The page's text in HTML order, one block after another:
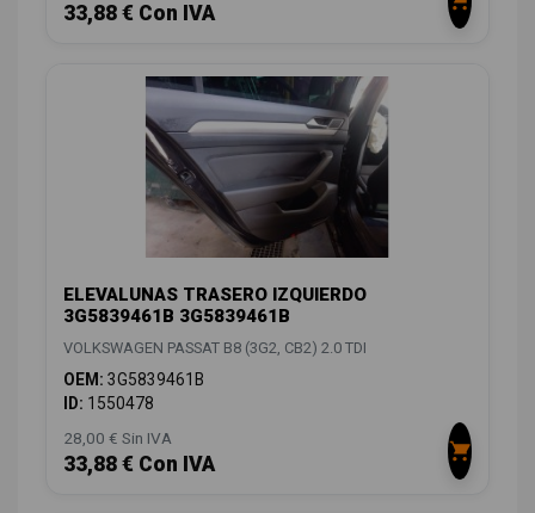
33,88 € Con IVA
ELEVALUNAS TRASERO IZQUIERDO
3G5839461B 3G5839461B
VOLKSWAGEN PASSAT B8 (3G2, CB2) 2.0 TDI
OEM: 3G5839461B
ID: 1550478
28,00 € Sin IVA
33,88 € Con IVA